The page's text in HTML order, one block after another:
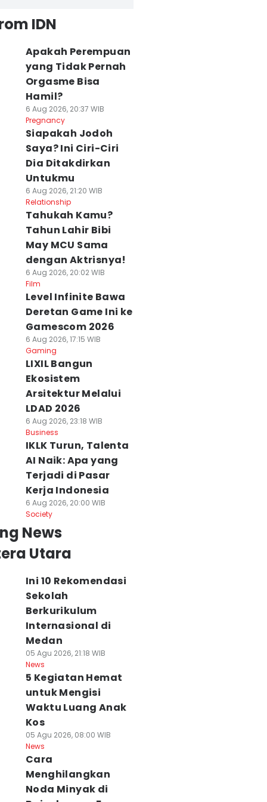
IDN
Apakah Perempuan
yang Tidak Pernah
Orgasme Bisa
Hamil?
6 Aug 2026, 20:37 WIB
Pregnancy
Siapakah Jodoh
Saya? Ini Ciri-Ciri
Dia Ditakdirkan
Untukmu
6 Aug 2026, 21:20 WIB
Relationship
Tahukah Kamu?
Tahun Lahir Bibi
May MCU Sama
dengan Aktrisnya!
6 Aug 2026, 20:02 WIB
Film
Level Infinite Bawa
Deretan Game Ini ke
Gamescom 2026
6 Aug 2026, 17:15 WIB
Gaming
LIXIL Bangun
Ekosistem
Arsitektur Melalui
LDAD 2026
6 Aug 2026, 23:18 WIB
Business
IKLK Turun, Talenta
AI Naik: Apa yang
Terjadi di Pasar
Kerja Indonesia
6 Aug 2026, 20:00 WIB
Society
News
Utara
Ini 10 Rekomendasi
Sekolah
Berkurikulum
Internasional di
Medan
05 Agu 2026, 21:18 WIB
News
5 Kegiatan Hemat
untuk Mengisi
Waktu Luang Anak
Kos
05 Agu 2026, 08:00 WIB
News
Cara
Menghilangkan
Noda Minyak di